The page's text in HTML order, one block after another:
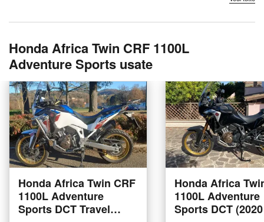
Honda Africa Twin CRF 1100L
Adventure Sports usate
Honda Africa Twin CRF
1100L Adventure
Sports DCT Travel
Honda Africa
1100L Adventure
Sports DCT